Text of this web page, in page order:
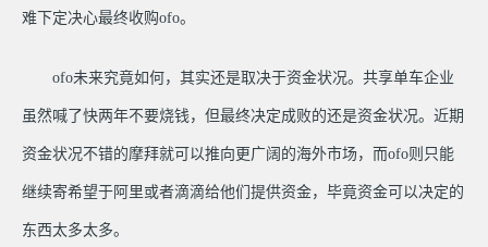
难下定决心最终收购ofo。
ofo未来究竟如何，其实还是取决于资金状况。共享单车企业
虽然喊了快两年不要烧钱，但最终决定成败的还是资金状况。近期
资金状况不错的摩拜就可以推向更广阔的海外市场，而ofo则只能
继续寄希望于阿里或者滴滴给他们提供资金，毕竟资金可以决定的
东西太多太多。